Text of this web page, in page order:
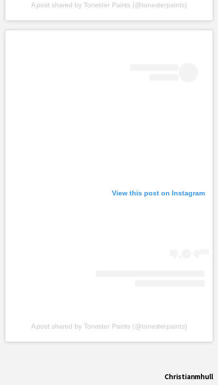
A post shared by Tonester Paints (@tonesterpaints)
View this post on Instagram
A post shared by Tonester Paints (@tonesterpaints)
Christianmhull